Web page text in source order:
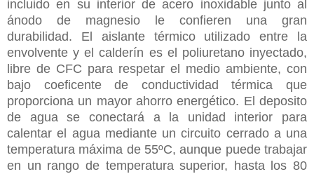
incluido en su interior de acero inoxidable junto al
ánodo de magnesio le confieren una gran
durabilidad. El aislante térmico utilizado entre la
envolvente y el calderín es el poliuretano inyectado,
libre de CFC para respetar el medio ambiente, con
bajo coeficente de conductividad térmica que
proporciona un mayor ahorro energético. El deposito
de agua se conectará a la unidad interior para
calentar el agua mediante un circuito cerrado a una
temperatura máxima de 55ºC, aunque puede trabajar
en un rango de temperatura superior, hasta los 80